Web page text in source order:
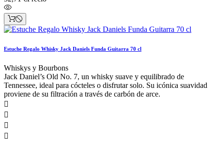
Estuche Regalo Whisky Jack Daniels Funda Guitarra 70 cl
Whiskys y Bourbons
Jack Daniel’s Old No. 7, un whisky suave y equilibrado de
Tennessee, ideal para cócteles o disfrutar solo. Su icónica suavidad
proviene de su filtración a través de carbón de arce.



